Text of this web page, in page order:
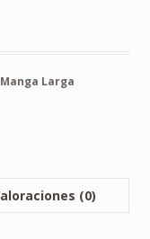
Larga
(0)